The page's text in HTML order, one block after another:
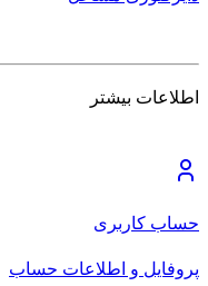
اطلاعات بیشتر
حساب کاربری
پروفایل و اطلاعات حساب